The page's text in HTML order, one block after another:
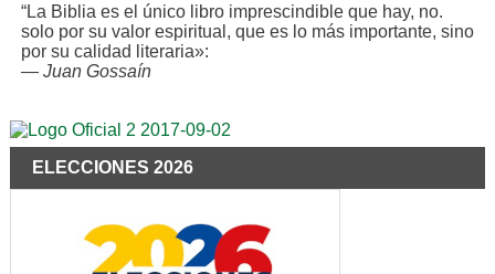
“La Biblia es el único libro imprescindible que hay, no.
solo por su valor espiritual, que es lo más importante, sino
por su calidad literaria»:
— Juan Gossaín
ELECCIONES 2026